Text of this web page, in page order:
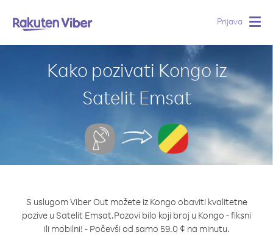
Prijava
Kako pozivati Kongo iz
Satelit Emsat
S uslugom Viber Out možete iz Kongo obaviti kvalitetne
pozive u Satelit Emsat.Pozovi bilo koji broj u Kongo - fiksni
ili mobilni! - Počevši od samo 59.0 ¢ na minutu.